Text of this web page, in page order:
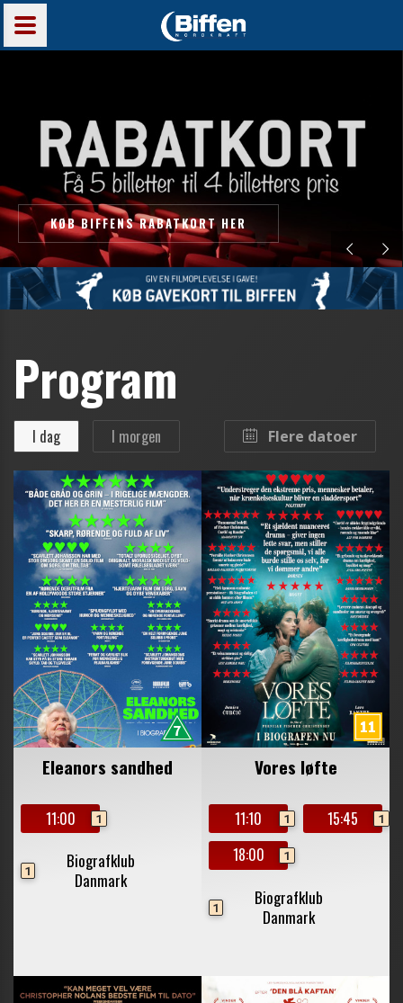
KØB BIFFENS RABATKORT HER